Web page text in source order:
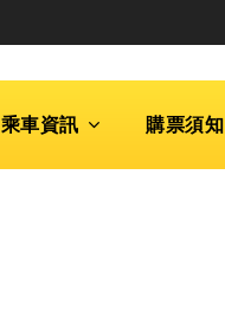
乘車資訊 購票須知